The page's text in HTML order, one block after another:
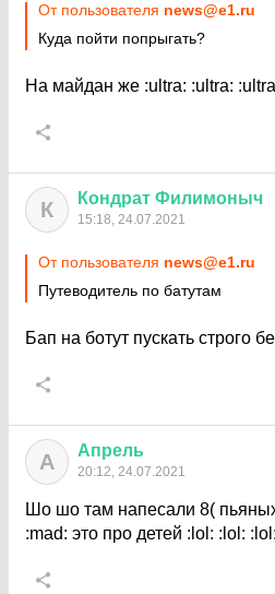
От пользователя news@e1.ru
Куда пойти попрыгать?
На майдан же :ultra: :ultra:
К Кондрат Филимоныч
15:18, 24.07.2021
От пользователя news@e1.ru
Путеводитель по батутам
Бап на ботут пускать строго
А Апрель
20:12, 24.07.2021
Шо шо там напесали 8(
:mad: это про детей :lol: :lol: :lol: